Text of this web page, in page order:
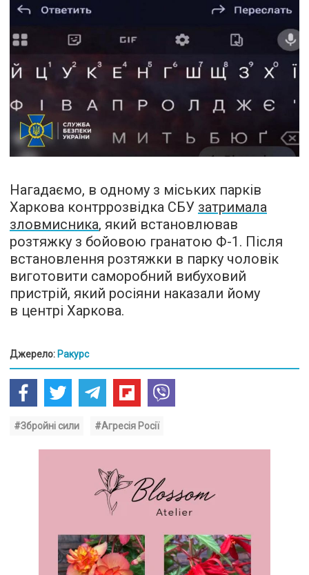
Нагадаємо, в одному з міських парків
Харкова контррозвідка СБУ затримала
зловмисника, який встановлював
розтяжку з бойовою гранатою Ф-1. Після
встановлення розтяжки в парку чоловік
виготовити саморобний вибуховий
пристрій, який росіяни наказали йому
в центрі Харкова.
Джерело: Ракурс
#Збройні сили #Агресія Росії